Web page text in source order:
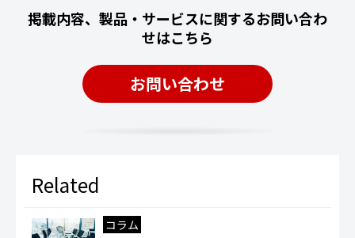
掲載内容、製品・サービスに関するお問い合わ
せはこちら
お問い合わせ
コラム